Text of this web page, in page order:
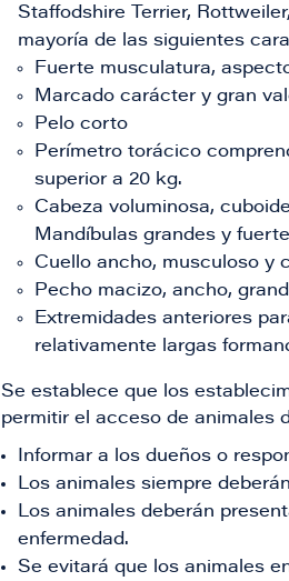
Staffodshire Terrier,
mayoría de las siguientes
Fuerte musculatura,
Marcado carácter y gran
Pelo corto
Perímetro torácico
superior a 20 kg.
Cabeza voluminosa,
Mandíbulas grandes y
Cuello ancho, musculoso y
Pecho macizo, ancho,
Extremidades anteriores
relativamente largas
Se establece que los
permitir el acceso de animales
Informar a los dueños o
Los animales siempre
Los animales deberán
enfermedad.
Se evitará que los animales